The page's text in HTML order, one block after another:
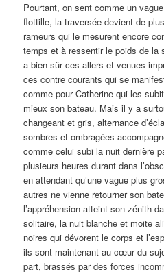
Pourtant, on sent comme un
flottille, la traversée devient de
rameurs qui le mesurent encore
temps et à ressentir le poids de la
a bien sûr ces allers et venues
ces contre courants qui se
comme pour Catherine qui les
mieux son bateau. Mais il y a
changeant et gris, alternance
sombres et ombragées
comme celui subi la nuit dernière
plusieurs heures durant dans
en attendant qu’une vague plus
autres ne vienne retourner son
l’appréhension atteint son zénith
solitaire, la nuit blanche et moite
noires qui dévorent le corps et
ils sont maintenant au cœur du
part, brassés par des forces